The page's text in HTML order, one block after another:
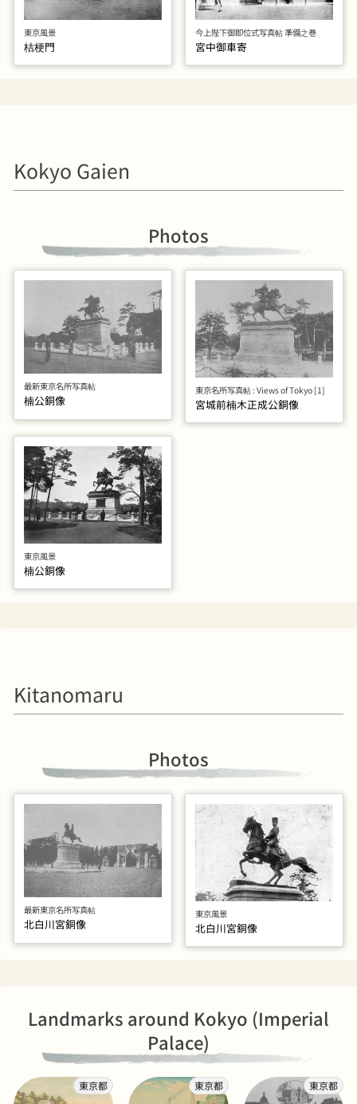
東京風景
桔梗門
今上陛下御即位式写真帖 準備之巻
宮中御車寄
Kokyo Gaien
Photos
最新東京名所写真帖
楠公銅像
東京名所写真帖 : Views of Tokyo [1]
宮城前楠木正成公銅像
東京風景
楠公銅像
Kitanomaru
Photos
最新東京名所写真帖
北白川宮銅像
東京風景
北白川宮銅像
Landmarks around Kokyo (Imperial
Palace)
東京都 東京都 東京都